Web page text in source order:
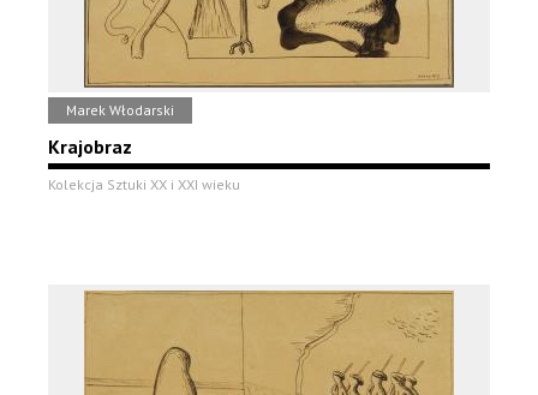
Marek Włodarski
Krajobraz
Kolekcja Sztuki XX i XXI wieku